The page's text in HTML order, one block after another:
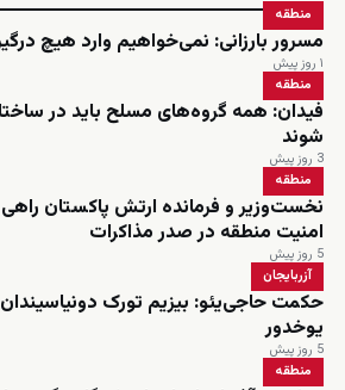
منطقه
مسرور بارزانی: نمی‌خواهیم وارد هیچ
۱ روز پیش
منطقه
فیدان: همه گروه‌های مسلح باید در
شوند
3 روز پیش
منطقه
نخست‌وزیر و فرمانده ارتش پاکستان
امنیت منطقه در صدر مذاکرات
5 روز پیش
آزربایجان
حکمت حاجی‌یئو: بیزیم تورک دونیاسیندان
یوخدور
5 روز پیش
منطقه